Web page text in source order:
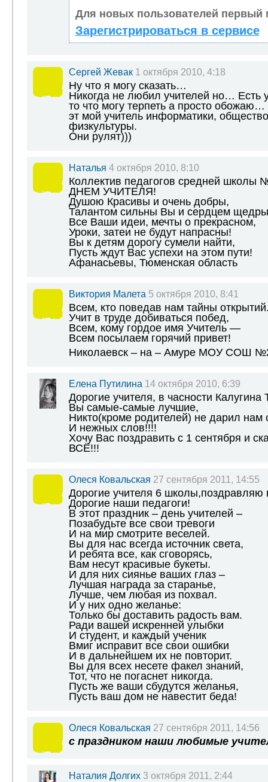
Для новых пользователей первый
Зарегистрироваться в сервисе
Сергей Жевак 1 октября 2010, 4:18
Ну что я могу сказать…
Никогда не любил учителей но… Есть
то что могу терпеть а просто обожаю…
эт мой учитель информатики,
физкультуры.
Они рулят)))
Наталья 4 октября 2010, 8:10
Коллектив педагогов средней школы
ДНЕМ УЧИТЕЛЯ!
Душою Красивы и очень добры,
Талантом сильны Вы и сердцем
Все Ваши идеи, мечты о прекрасном,
Уроки, затеи не будут напрасны!
Вы к детям дорогу сумели найти,
Пусть ждут Вас успехи на этом пути!
Афанасьевы, Тюменская область
Виктория Малета 5 октября 2010, 8:41
Всем, кто поведав нам тайны
Учит в труде добиваться побед,
Всем, кому гордое имя Учитель —
Всем посылаем горячий привет!
Николаевск – на – Амуре МОУ СОШ
Елена Путилина 14 октября 2010, 6:39
Дорогие учителя, в часности
Вы самые-самые лучшие,
Никто(кроме родителей) не дарил нам
И нежных слов!!!!
Хочу Вас поздравить с 1 сентября и
ВСЁ!!!
Олеся Ковальская 27 сентября 2011, 14:55
Дорогие учителя 6 школы,поздравляю
Дорогие наши педагоги!
В этот праздник – день учителей –
Позабудьте все свои тревоги
И на мир смотрите веселей.
Вы для нас всегда источник света,
И ребята все, как сговорясь,
Вам несут красивые букеты.
И для них сиянье ваших глаз –
Лучшая награда за старанье,
Лучше, чем любая из похвал.
И у них одно желанье:
Только бы доставить радость вам.
Ради вашей искренней улыбки
И студент, и каждый ученик
Вмиг исправит все свои ошибки
И в дальнейшем их не повторит.
Вы для всех несете факел знаний,
Тот, что не погаснет никогда.
Пусть же ваши сбудутся желанья,
Пусть ваш дом не навестит беда!
Олеся Ковальская 27 сентября 2011, 14:56
с праздником наши любимые
Наталия Долгих 3 октября 2011, 2:44